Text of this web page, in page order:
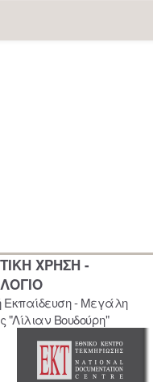
ΧΡΗΣΗ -
Εκπαίδευση - Μεγάλη
"Λίλιαν Βουδούρη"